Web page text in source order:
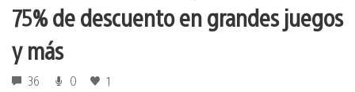
75% de descuento en grandes juegos
y más
36 0 1